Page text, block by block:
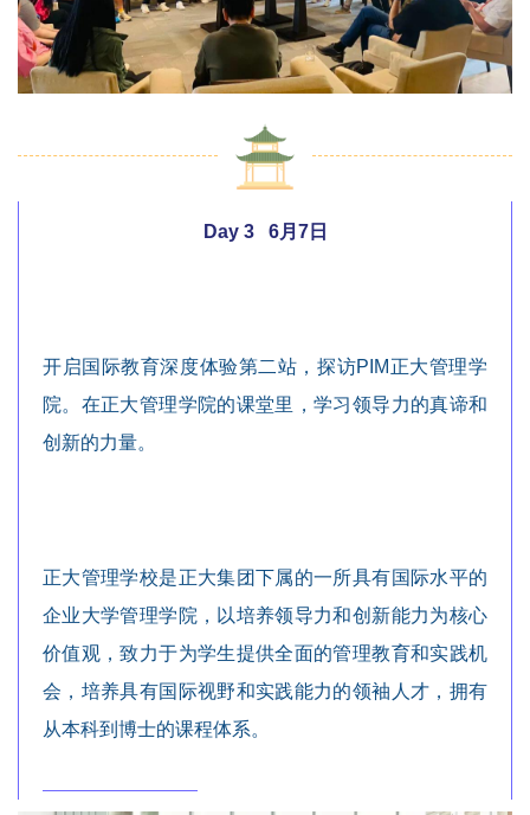
Day 3 6月7日
开启国际教育深度体验第二站，探访PIM正大管理学
院。在正大管理学院的课堂里，学习领导力的真谛和
创新的力量。
正大管理学校是正大集团下属的一所具有国际水平的
企业大学管理学院，以培养领导力和创新能力为核心
价值观，致力于为学生提供全面的管理教育和实践机
会，培养具有国际视野和实践能力的领袖人才，拥有
从本科到博士的课程体系。